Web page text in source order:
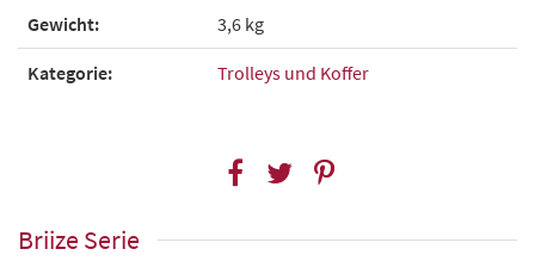
Gewicht: 3,6 kg
Kategorie: Trolleys und Koffer
Briize Serie